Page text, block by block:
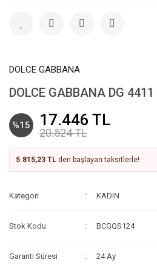
DOLCE GABBANA
DOLCE GABBANA DG
%15 17.446 TL
20.524 TL
5.815,23 TL den başlayan taksitlerle!
Kategori KADIN
Stok Kodu BCGQS124
Garanti Süresi 24 Ay